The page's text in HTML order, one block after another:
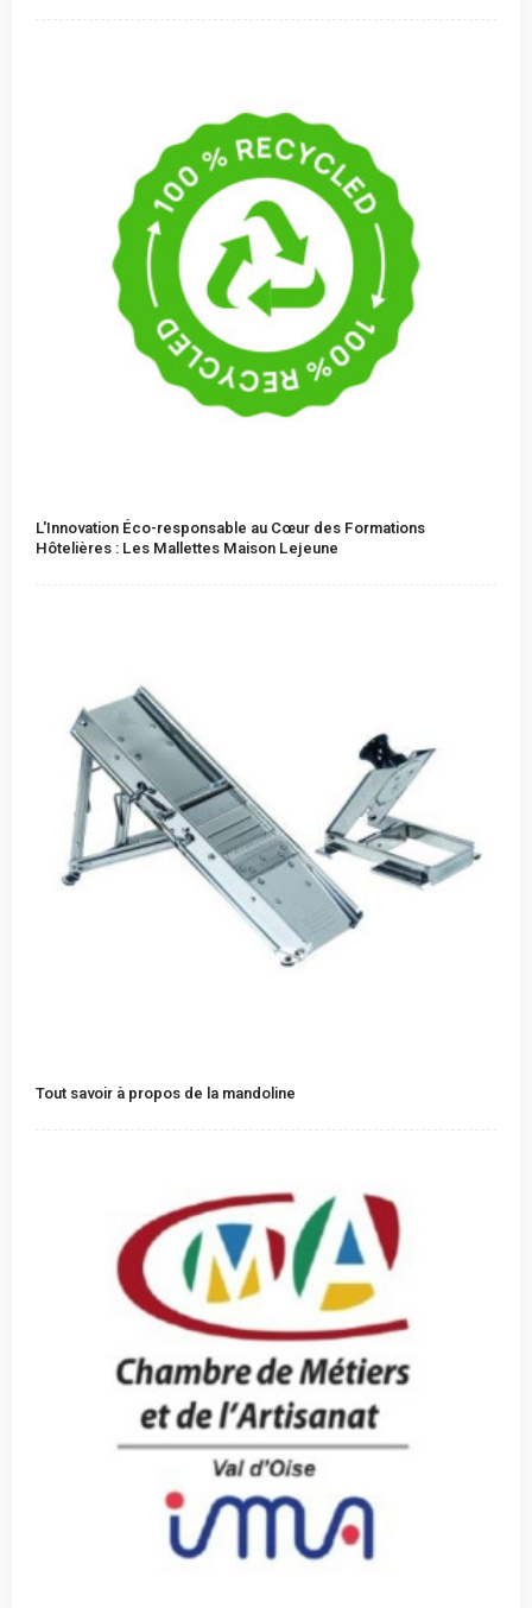
L'Innovation Éco-responsable au Cœur des Formations
Hôtelières : Les Mallettes Maison Lejeune
Tout savoir à propos de la mandoline